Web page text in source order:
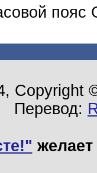
пояс
Copyright
Перевод: